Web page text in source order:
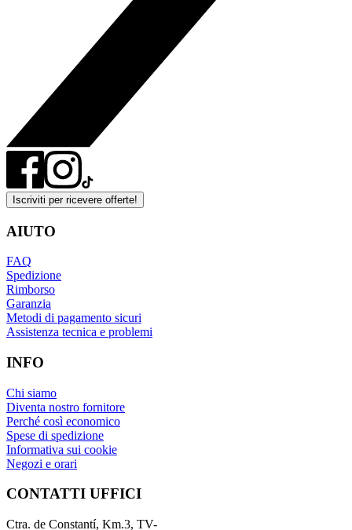
Iscriviti per ricevere offerte!
AIUTO
FAQ
Spedizione
Rimborso
Garanzia
Metodi di pagamento sicuri
Assistenza tecnica e problemi
INFO
Chi siamo
Diventa nostro fornitore
Perché così economico
Spese di spedizione
Informativa sui cookie
Negozi e orari
CONTATTI UFFICI
Ctra. de Constantí, Km.3, TV-